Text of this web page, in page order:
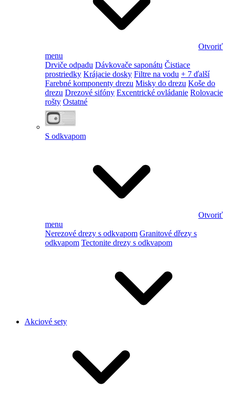
Otvoriť
menu
Drviče odpadu Dávkovače saponátu Čistiace
prostriedky Krájacie dosky Filtre na vodu + 7 ďalší
Farebné komponenty drezu Misky do drezu Koše do
drezu Drezové sifóny Excentrické ovládanie Rolovacie
rošty Ostatné
S odkvapom
Otvoriť
menu
Nerezové drezy s odkvapom Granitové dřezy s
odkvapom Tectonite drezy s odkvapom
Akciové sety